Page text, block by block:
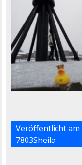
Veröffentlicht am
7803Sheila